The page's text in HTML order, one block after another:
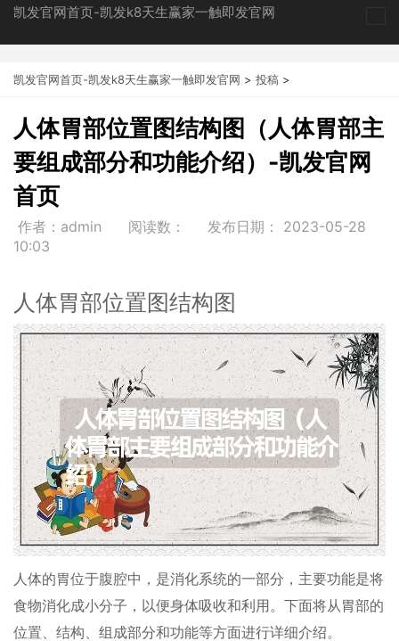
凯发官网首页-凯发k8天生赢家一触即发官网
凯发官网首页-凯发k8天生赢家一触即发官网 > 投稿 >
人体胃部位置图结构图（人体胃部主
要组成部分和功能介绍）-凯发官网
首页
作者：admin 阅读数： 发布日期： 2023-05-28
10:03
人体胃部位置图结构图
人体的胃位于腹腔中，是消化系统的一部分，主要功能是将
食物消化成小分子，以便身体吸收和利用。下面将从胃部的
位置、结构、组成部分和功能等方面进行详细介绍。